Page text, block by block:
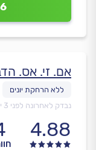
אם. זי. אס.
נבדק לאחרונה לפני 3 ימים
4.88